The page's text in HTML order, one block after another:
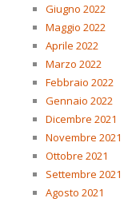
Giugno 2022
Maggio 2022
Aprile 2022
Marzo 2022
Febbraio 2022
Gennaio 2022
Dicembre 2021
Novembre 2021
Ottobre 2021
Settembre 2021
Agosto 2021